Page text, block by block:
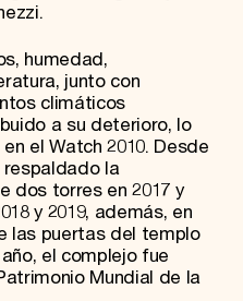
humedad,
junto con
climáticos
a su deterioro, lo
el Watch 2010. Desde
respaldado la
dos torres en 2017 y
y 2019, además, en
las puertas del templo
el complejo fue
Mundial de la